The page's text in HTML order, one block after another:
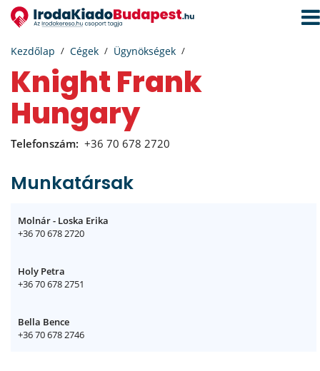
Kezdőlap Cégek Ügynökségek
Knight Frank
Hungary
Telefonszám: +36 70 678 2720
Munkatársak
Molnár - Loska Erika
+36 70 678 2720
Holy Petra
+36 70 678 2751
Bella Bence
+36 70 678 2746